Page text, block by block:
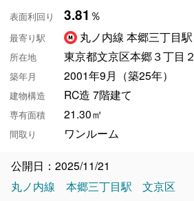
表面利回り 3.81 ％
最寄り駅 丸ノ内線 本郷三丁目
所在地 東京都文京区本郷３丁目
築年月 2001年9月（築25年）
建物構造 RC造 7階建て
専有面積 21.30㎡
間取り ワンルーム
公開日：2025/11/21
丸ノ内線
本郷三丁目駅 文京区